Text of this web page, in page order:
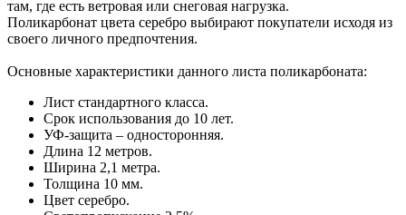
там, где есть ветровая или снеговая нагрузка.
Поликарбонат цвета серебро выбирают покупатели исходя из
своего личного предпочтения.
Основные характеристики данного листа поликарбоната:
Лист стандартного класса.
Срок использования до 10 лет.
УФ-защита – односторонняя.
Длина 12 метров.
Ширина 2,1 метра.
Толщина 10 мм.
Цвет серебро.